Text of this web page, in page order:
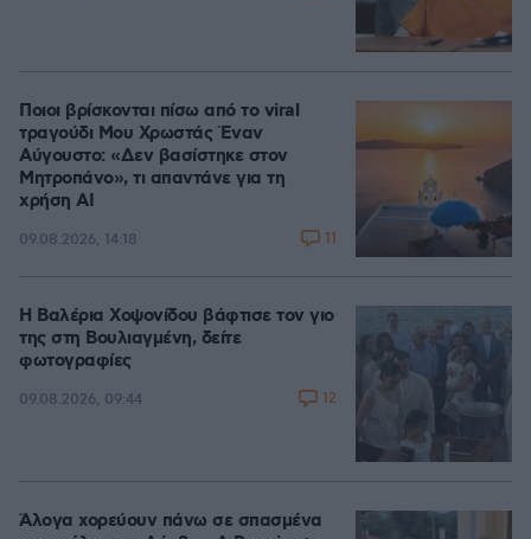
Ποιοι βρίσκονται πίσω από το viral
τραγούδι Μου Χρωστάς Έναν
Αύγουστο: «Δεν βασίστηκε στον
Μητροπάνο», τι απαντάνε για τη
χρήση AI
09.08.2026, 14:18 11
Η Βαλέρια Χοψονίδου βάφτισε τον γιο
της στη Βουλιαγμένη, δείτε
φωτογραφίες
09.08.2026, 09:44 12
Άλογα χορεύουν πάνω σε σπασμένα